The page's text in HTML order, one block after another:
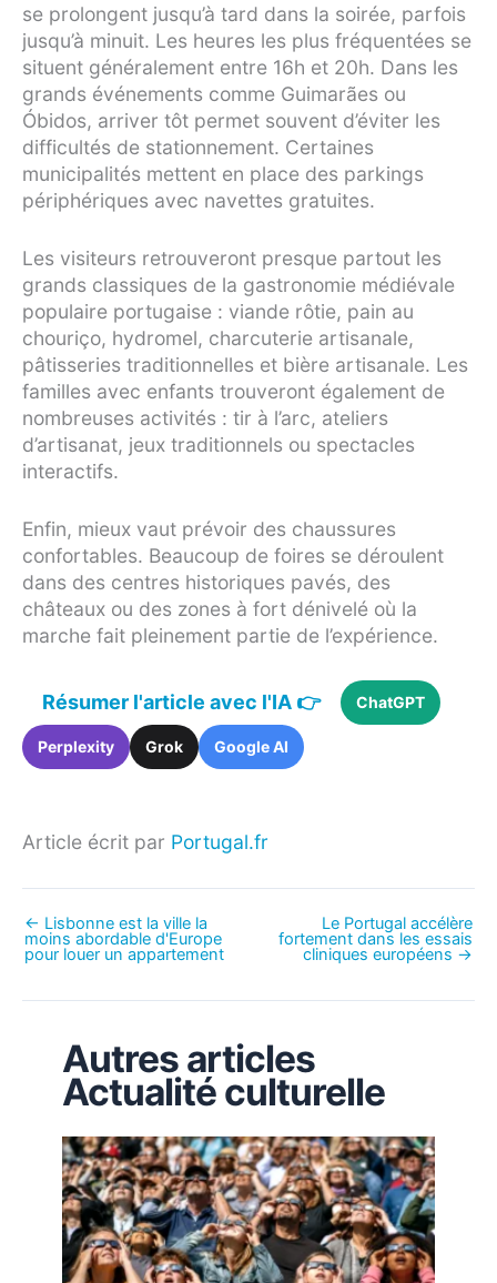
se prolongent jusqu’à tard dans la soirée, parfois
jusqu’à minuit. Les heures les plus fréquentées se
situent généralement entre 16h et 20h. Dans les
grands événements comme Guimarães ou
Óbidos, arriver tôt permet souvent d’éviter les
difficultés de stationnement. Certaines
municipalités mettent en place des parkings
périphériques avec navettes gratuites.
Les visiteurs retrouveront presque partout les
grands classiques de la gastronomie médiévale
populaire portugaise : viande rôtie, pain au
chouriço, hydromel, charcuterie artisanale,
pâtisseries traditionnelles et bière artisanale. Les
familles avec enfants trouveront également de
nombreuses activités : tir à l’arc, ateliers
d’artisanat, jeux traditionnels ou spectacles
interactifs.
Enfin, mieux vaut prévoir des chaussures
confortables. Beaucoup de foires se déroulent
dans des centres historiques pavés, des
châteaux ou des zones à fort dénivelé où la
marche fait pleinement partie de l’expérience.
Résumer l'article avec l'IA 👉 ChatGPT
Perplexity Grok Google AI
Article écrit par Portugal.fr
← Lisbonne est la ville la
moins abordable d'Europe
pour louer un appartement
Le Portugal accélère
fortement dans les essais
cliniques européens →
Autres articles
Actualité culturelle